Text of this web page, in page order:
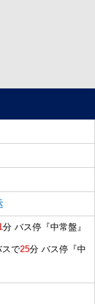
分 バス停『中常盤』
スで25分 バス停『中